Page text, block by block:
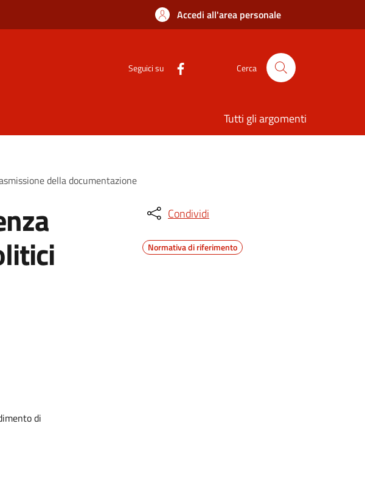
Accedi all'area personale
Seguici su Cerca
Tutti gli argomenti
della documentazione
di
Condividi
Normativa di riferimento